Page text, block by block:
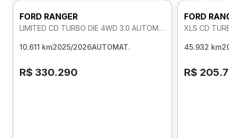
FORD RANGER
LIMITED CD TURBO DIE 4WD 3.0 AUTOMATICO
10.611 km2025/2026AUTOMAT.
R$ 330.290
FORD
XLS CD
45.932 km
R$